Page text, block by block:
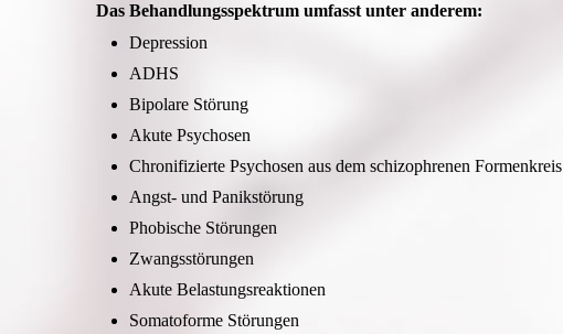
Das Behandlungsspektrum umfasst unter anderem:
Depression
ADHS
Bipolare Störung
Akute Psychosen
Chronifizierte Psychosen aus dem schizophrenen Formenkreis
Angst- und Panikstörung
Phobische Störungen
Zwangsstörungen
Akute Belastungsreaktionen
Somatoforme Störungen